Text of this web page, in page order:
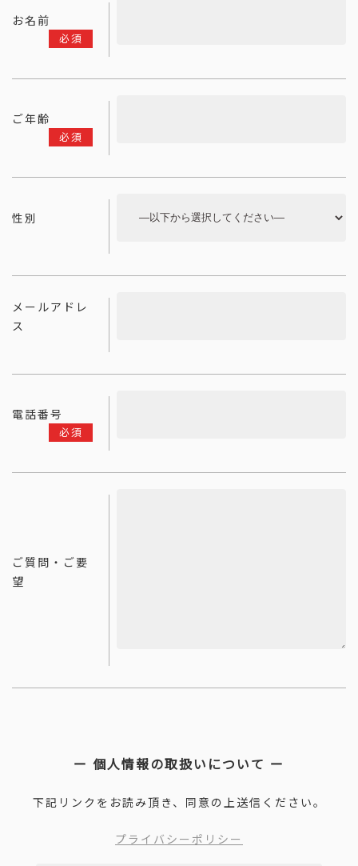
お名前
必須
ご年齢
必須
性別
メールアドレ
ス
電話番号
必須
ご質問・ご要
望
ー 個人情報の取扱いについて ー
下記リンクをお読み頂き、同意の上送信ください。
プライバシーポリシー